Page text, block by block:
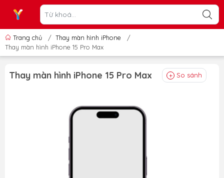
Trang chủ / Thay màn hình iPhone
/
Thay màn hình iPhone 15 Pro Max
Thay màn hình iPhone 15 Pro Max So sánh